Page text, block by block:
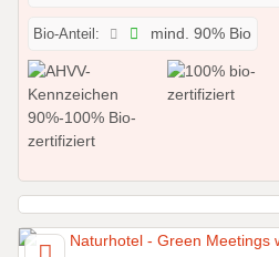
Bio-Anteil: mind. 90% Bio